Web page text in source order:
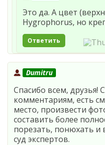
Это да. А цвет
Hygrophorus, но
Ответить
Dumitru
Спасибо всем,
комментариям, есть
место, произвести
составить более
порезать, понюхать и
суд экспертов.